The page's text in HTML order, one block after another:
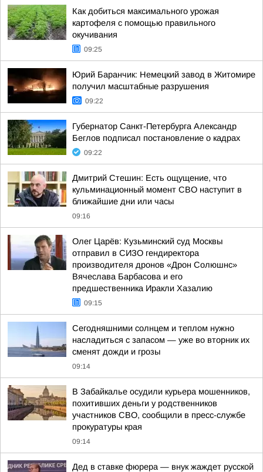
Как добиться максимального урожая
картофеля с помощью правильного
окучивания
09:25
Юрий Баранчик: Немецкий завод в Житомире
получил масштабные разрушения
09:22
Губернатор Санкт-Петербурга Александр
Беглов подписал постановление о кадрах
09:22
Дмитрий Стешин: Есть ощущение, что
кульминационный момент СВО наступит в
ближайшие дни или часы
09:16
Олег Царёв: Кузьминский суд Москвы
отправил в СИЗО гендиректора
производителя дронов «Дрон Солюшнс»
Вячеслава Барбасова и его
предшественника Иракли Хазалию
09:15
Сегодняшними солнцем и теплом нужно
насладиться с запасом — уже во вторник их
сменят дожди и грозы
09:14
В Забайкалье осудили курьера мошенников,
похитивших деньги у родственников
участников СВО, сообщили в пресс-службе
прокуратуры края
09:14
Дед в ставке фюрера — внук жаждет русской